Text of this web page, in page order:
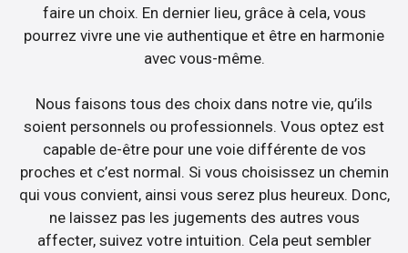
faire un choix. En dernier lieu, grâce à cela, vous
pourrez vivre une vie authentique et être en harmonie
avec vous-même.
Nous faisons tous des choix dans notre vie, qu’ils
soient personnels ou professionnels. Vous optez est
capable de-être pour une voie différente de vos
proches et c’est normal. Si vous choisissez un chemin
qui vous convient, ainsi vous serez plus heureux. Donc,
ne laissez pas les jugements des autres vous
affecter, suivez votre intuition. Cela peut sembler